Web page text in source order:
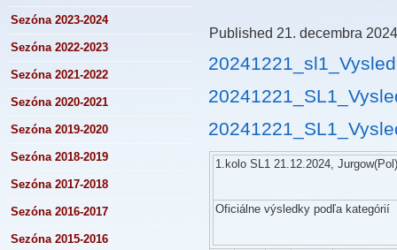
Sezóna 2023-2024
Sezóna 2022-2023
Sezóna 2021-2022
Sezóna 2020-2021
Sezóna 2019-2020
Sezóna 2018-2019
Sezóna 2017-2018
Sezóna 2016-2017
Sezóna 2015-2016
Published 21. decembra 2024
1.kolo SL1 21.12.2024, Jurgow(Pol)
Oficiálne výsledky podľa kategórií